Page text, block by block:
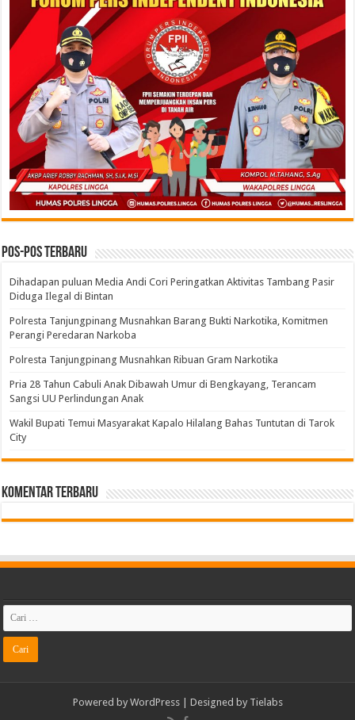
Pos-pos Terbaru
Dihadapan puluan Media Andi Cori Peringatkan Aktivitas Tambang Pasir
Diduga Ilegal di Bintan
Polresta Tanjungpinang Musnahkan Barang Bukti Narkotika, Komitmen
Perangi Peredaran Narkoba
Polresta Tanjungpinang Musnahkan Ribuan Gram Narkotika
Pria 28 Tahun Cabuli Anak Dibawah Umur di Bengkayang, Terancam
Sangsi UU Perlindungan Anak
Wakil Bupati Temui Masyarakat Kapalo Hilalang Bahas Tuntutan di Tarok
City
Komentar Terbaru
Powered by WordPress| Designed by Tielabs